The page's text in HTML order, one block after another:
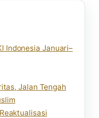
Indonesia Januari–
Jalan Tengah